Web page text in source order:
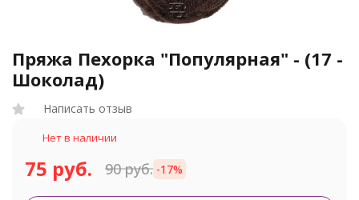
Пряжа Пехорка "Популярная" - (17 -
Шоколад)
Написать отзыв
Нет в наличии
75 руб. 90 руб. -17%